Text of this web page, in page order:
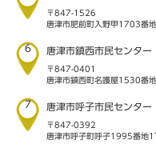
〒847-1526
唐津市肥前町入野甲1703番地
6 唐津市鎮西市民センター
〒847-0401
唐津市鎮西町名護屋1530番地
7 唐津市呼子市民センター
〒847-0392
唐津市呼子町呼子1995番地1